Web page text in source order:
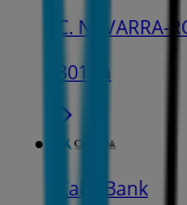
C. NAVARRA-
301 m
CaixaBank